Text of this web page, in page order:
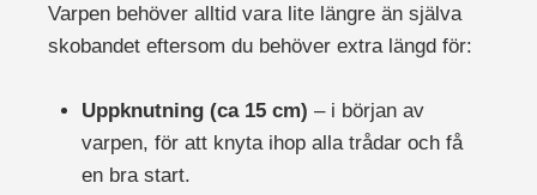
Varpen behöver alltid vara lite längre än själva
skobandet eftersom du behöver extra längd för:
Uppknutning (ca 15 cm) – i början av
varpen, för att knyta ihop alla trådar och få
en bra start.